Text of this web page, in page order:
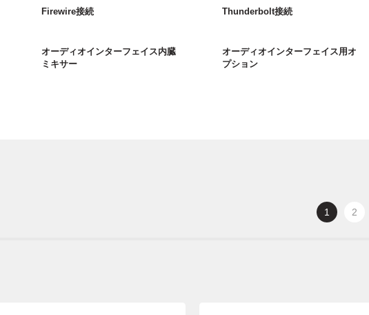
Firewire接続 Thunderbolt接続
オーディオインターフェイス内臓
ミキサー
オーディオインターフェイス用オ
プション
1 2